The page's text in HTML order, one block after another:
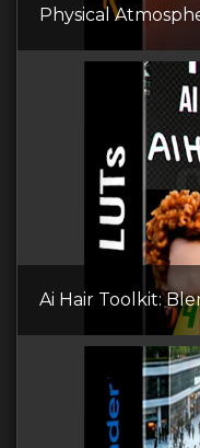
Physical
Ai Hair Toolkit: